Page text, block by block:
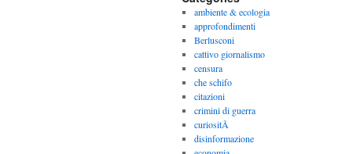
ambiente & ecologia
approfondimenti
Berlusconi
cattivo giornalismo
censura
che schifo
citazioni
crimini di guerra
curiositÃ
disinformazione